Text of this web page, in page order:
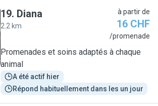
19. Diana
2.2 km
à partir de
16 CHF
/promenade
Promenades et soins adaptés à chaque
animal
A été actif hier
Répond habituellement dans les un jour